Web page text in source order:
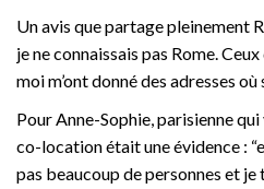
Un avis que partage pleinement
je ne connaissais pas Rome.
moi m’ont donné des adresses
Pour Anne-Sophie, parisienne
co-location était une évidence :
pas beaucoup de personnes et je